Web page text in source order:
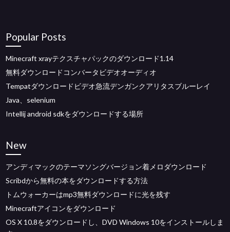
Popular Posts
Minecraft xrayテクスチャパックのダウンロード1.14
無料ダウンロードコンバータビデオオーディオ
Tempatダウンロードビデオ急流デンガンクアリタスブルーレイ
Java、selenium
Intellij android sdkをダウンロードする場所
New
アンディマックのテーマソングバージョン着メロダウンロード
Scribdから無料の本をダウンロードする方法
トムウォーカーはmp3無料ダウンロードに光を残す
Minecraftアイコンをダウンロード
OS X 10.8をダウンロードし、DVD Windows 10をインストールしま